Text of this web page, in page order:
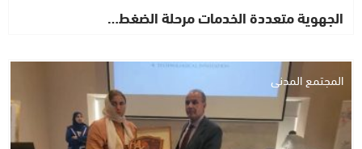
الجهوية متعددة الخدمات مرحلة الضغط…
المجتمع المدني